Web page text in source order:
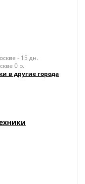
- 15 дн.
0 р.
в другие города